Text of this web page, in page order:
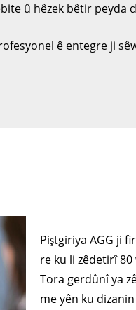
û hêzek bêtir peyda
ê entegre ji
Piştgiriya AGG ji
re ku li zêdetirî
Tora gerdûnî ya
me yên ku